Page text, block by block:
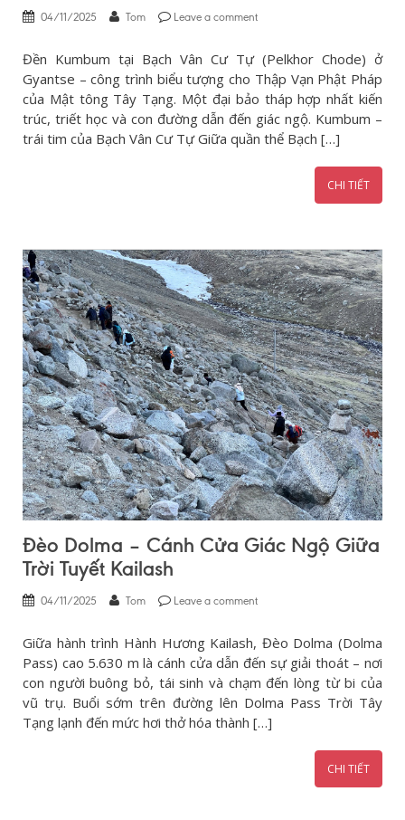
04/11/2025 Tom Leave a comment
Đền Kumbum tại Bạch Vân Cư Tự (Pelkhor Chode) ở
Gyantse – công trình biểu tượng cho Thập Vạn Phật Pháp
của Mật tông Tây Tạng. Một đại bảo tháp hợp nhất kiến
trúc, triết học và con đường dẫn đến giác ngộ. Kumbum –
trái tim của Bạch Vân Cư Tự Giữa quần thể Bạch […]
CHI TIẾT
Đèo Dolma – Cánh Cửa Giác Ngộ Giữa
Trời Tuyết Kailash
04/11/2025 Tom Leave a comment
Giữa hành trình Hành Hương Kailash, Đèo Dolma (Dolma
Pass) cao 5.630 m là cánh cửa dẫn đến sự giải thoát – nơi
con người buông bỏ, tái sinh và chạm đến lòng từ bi của
vũ trụ. Buổi sớm trên đường lên Dolma Pass Trời Tây
Tạng lạnh đến mức hơi thở hóa thành […]
CHI TIẾT